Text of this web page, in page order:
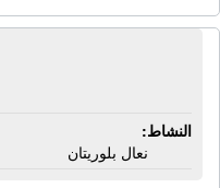
النشاط:
نعال بلوريتان